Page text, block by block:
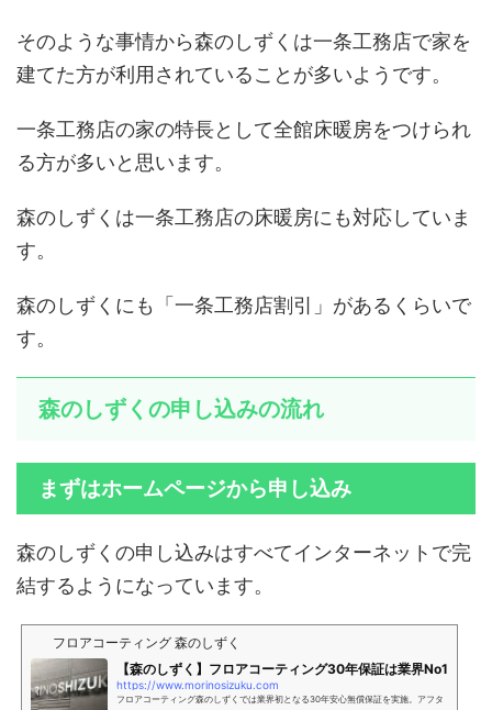
そのような事情から森のしずくは一条工務店で家を
建てた方が利用されていることが多いようです。
一条工務店の家の特長として全館床暖房をつけられ
る方が多いと思います。
森のしずくは一条工務店の床暖房にも対応していま
す。
森のしずくにも「一条工務店割引」があるくらいで
す。
森のしずくの申し込みの流れ
まずはホームページから申し込み
森のしずくの申し込みはすべてインターネットで完
結するようになっています。
フロアコーティング 森のしずく
【森のしずく】フロアコーティング30年保証は業界No1
https://www.morinosizuku.com
フロアコーティング森のしずくでは業界初となる30年安心無償保証を実施。アフタ